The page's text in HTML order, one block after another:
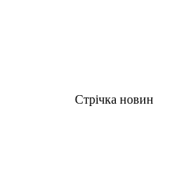
Стрічка новин